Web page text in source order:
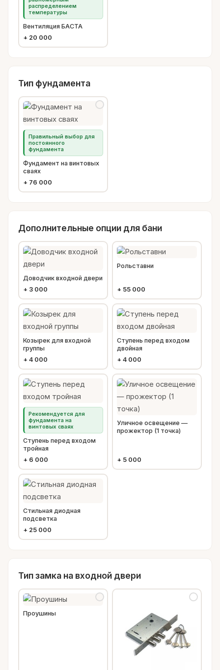
распределением
температуры
Вентиляция БАСТА
+ 20 000
Тип фундамента
Правильный выбор для
постоянного
фундамента
Фундамент на винтовых
сваях
+ 76 000
Дополнительные опции для бани
Доводчик входной двери
+ 3 000
Рольставни
+ 55 000
Козырек для входной
группы
+ 4 000
Ступень перед входом
двойная
+ 4 000
Рекомендуется для
фундамента на
винтовых сваях
Ступень перед входом
тройная
+ 6 000
Уличное освещение —
прожектор (1 точка)
+ 5 000
Стильная диодная
подсветка
+ 25 000
Тип замка на входной двери
Проушины